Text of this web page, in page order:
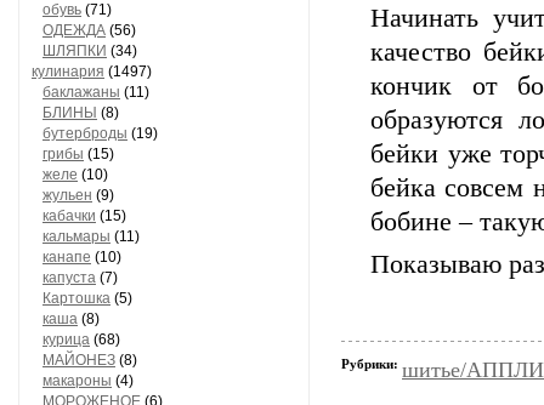
обувь (71)
ОДЕЖДА (56)
ШЛЯПКИ (34)
кулинария (1497)
баклажаны (11)
БЛИНЫ (8)
бутерброды (19)
грибы (15)
желе (10)
жульен (9)
кабачки (15)
кальмары (11)
канапе (10)
капуста (7)
Картошка (5)
каша (8)
курица (68)
МАЙОНЕЗ (8)
макароны (4)
МОРОЖЕНОЕ (6)
Начинать
качество
кончик от
образуются
бейки уже
бейка
бобине –
Показываю
Рубрики: шитье/